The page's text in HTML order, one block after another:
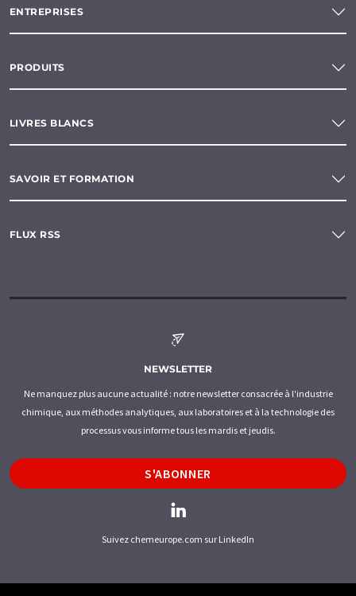
ENTREPRISES
PRODUITS
LIVRES BLANCS
SAVOIR ET FORMATION
FLUX RSS
NEWSLETTER
Ne manquez plus aucune actualité : notre newsletter consacrée à l'industrie
chimique, aux méthodes analytiques, aux laboratoires et à la technologie des
processus vous informe tous les mardis et jeudis.
S'ABONNER
Suivez chemeurope.com sur LinkedIn